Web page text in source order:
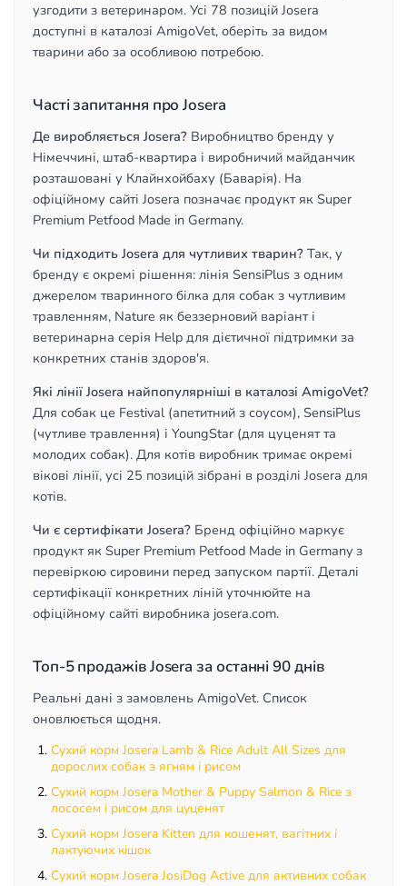
узгодити з ветеринаром. Усі 78 позицій Josera
доступні в каталозі AmigoVet, оберіть за видом
тварини або за особливою потребою.
Часті запитання про Josera
Де виробляється Josera? Виробництво бренду у
Німеччині, штаб-квартира і виробничий майданчик
розташовані у Клайнхойбаху (Баварія). На
офіційному сайті Josera позначає продукт як Super
Premium Petfood Made in Germany.
Чи підходить Josera для чутливих тварин? Так, у
бренду є окремі рішення: лінія SensiPlus з одним
джерелом тваринного білка для собак з чутливим
травленням, Nature як беззерновий варіант і
ветеринарна серія Help для дієтичної підтримки за
конкретних станів здоров'я.
Які лінії Josera найпопулярніші в каталозі AmigoVet?
Для собак це Festival (апетитний з соусом), SensiPlus
(чутливе травлення) і YoungStar (для цуценят та
молодих собак). Для котів виробник тримає окремі
вікові лінії, усі 25 позицій зібрані в розділі Josera для
котів.
Чи є сертифікати Josera? Бренд офіційно маркує
продукт як Super Premium Petfood Made in Germany з
перевіркою сировини перед запуском партії. Деталі
сертифікації конкретних ліній уточнюйте на
офіційному сайті виробника josera.com.
Топ-5 продажів Josera за останні 90 днів
Реальні дані з замовлень AmigoVet. Список
оновлюється щодня.
Сухий корм Josera Lamb & Rice Adult All Sizes для
дорослих собак з ягням і рисом
Сухий корм Josera Mother & Puppy Salmon & Rice з
лососем і рисом для цуценят
Сухий корм Josera Kitten для кошенят, вагітних і
лактуючих кішок
Сухий корм Josera JosiDog Active для активних собак